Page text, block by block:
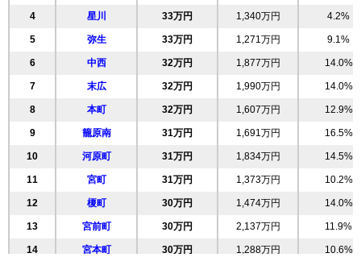
4 星川 33万円 1,340万円 4.2%
5 弥生 33万円 1,271万円 9.1%
6 中西 32万円 1,877万円 14.0%
7 末広 32万円 1,990万円 14.0%
8 本町 32万円 1,607万円 12.9%
9 籠原南 31万円 1,691万円 16.5%
10 河原町 31万円 1,834万円 14.5%
11 宮町 31万円 1,373万円 10.2%
12 榎町 30万円 1,474万円 14.0%
13 宮前町 30万円 2,137万円 11.9%
14 宮本町 30万円 1,288万円 10.6%